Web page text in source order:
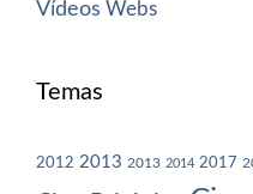
Vídeos Webs
Temas
2012 2013 2013 2014 2017